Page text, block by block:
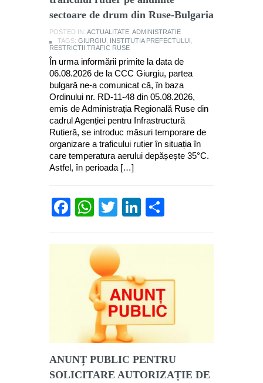
sectoare de drum din Ruse-Bulgaria
POSTED IN: ACTUALITATE ADMINISTRATIE
TAGS: GIURGIU INSTITUTIA PREFECTULUI
RESTRICTII TRAFIC RUSE
În urma informării primite la data de
06.08.2026 de la CCC Giurgiu, partea
bulgară ne-a comunicat că, în baza
Ordinului nr. RD-11-48 din 05.08.2026,
emis de Administrația Regională Ruse din
cadrul Agenției pentru Infrastructură
Rutieră, se introduc măsuri temporare de
organizare a traficului rutier în situația în
care temperatura aerului depășește 35°C.
Astfel, în perioada […]
Facebook
WhatsApp
TwitterLinkedIn
ANUNȚ PUBLIC PENTRU
SOLICITARE AUTORIZAȚIE DE